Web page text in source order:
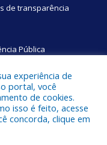
de transparência
Pública
Municipal de São
experiência de
portal, você
de cookies.
isso é feito, acesse
concorda, clique em